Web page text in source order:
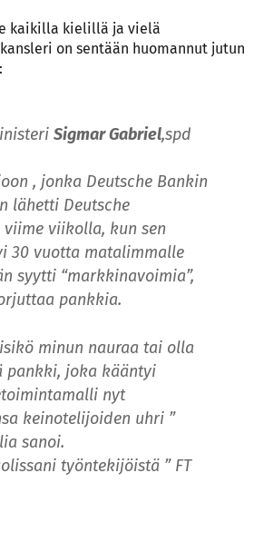
kaikilla kielillä ja vielä
on sentään huomannut jutun
Sigmar Gabriel,spd
, jonka Deutsche Bankin
lähetti Deutsche
viikolla, kun sen
30 vuotta matalimmalle
syytti “markkinavoimia”,
pankkia.
minun nauraa tai olla
pankki, joka kääntyi
nyt
keinotelijoiden uhri ”
sanoi.
työntekijöistä ” FT